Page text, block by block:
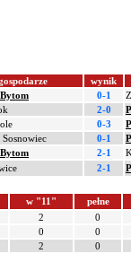
wynik
0-1
2-0
0-3
Sosnowiec 0-1
2-1
2-1
w "11"
pełne
2
0
0
0
2 0